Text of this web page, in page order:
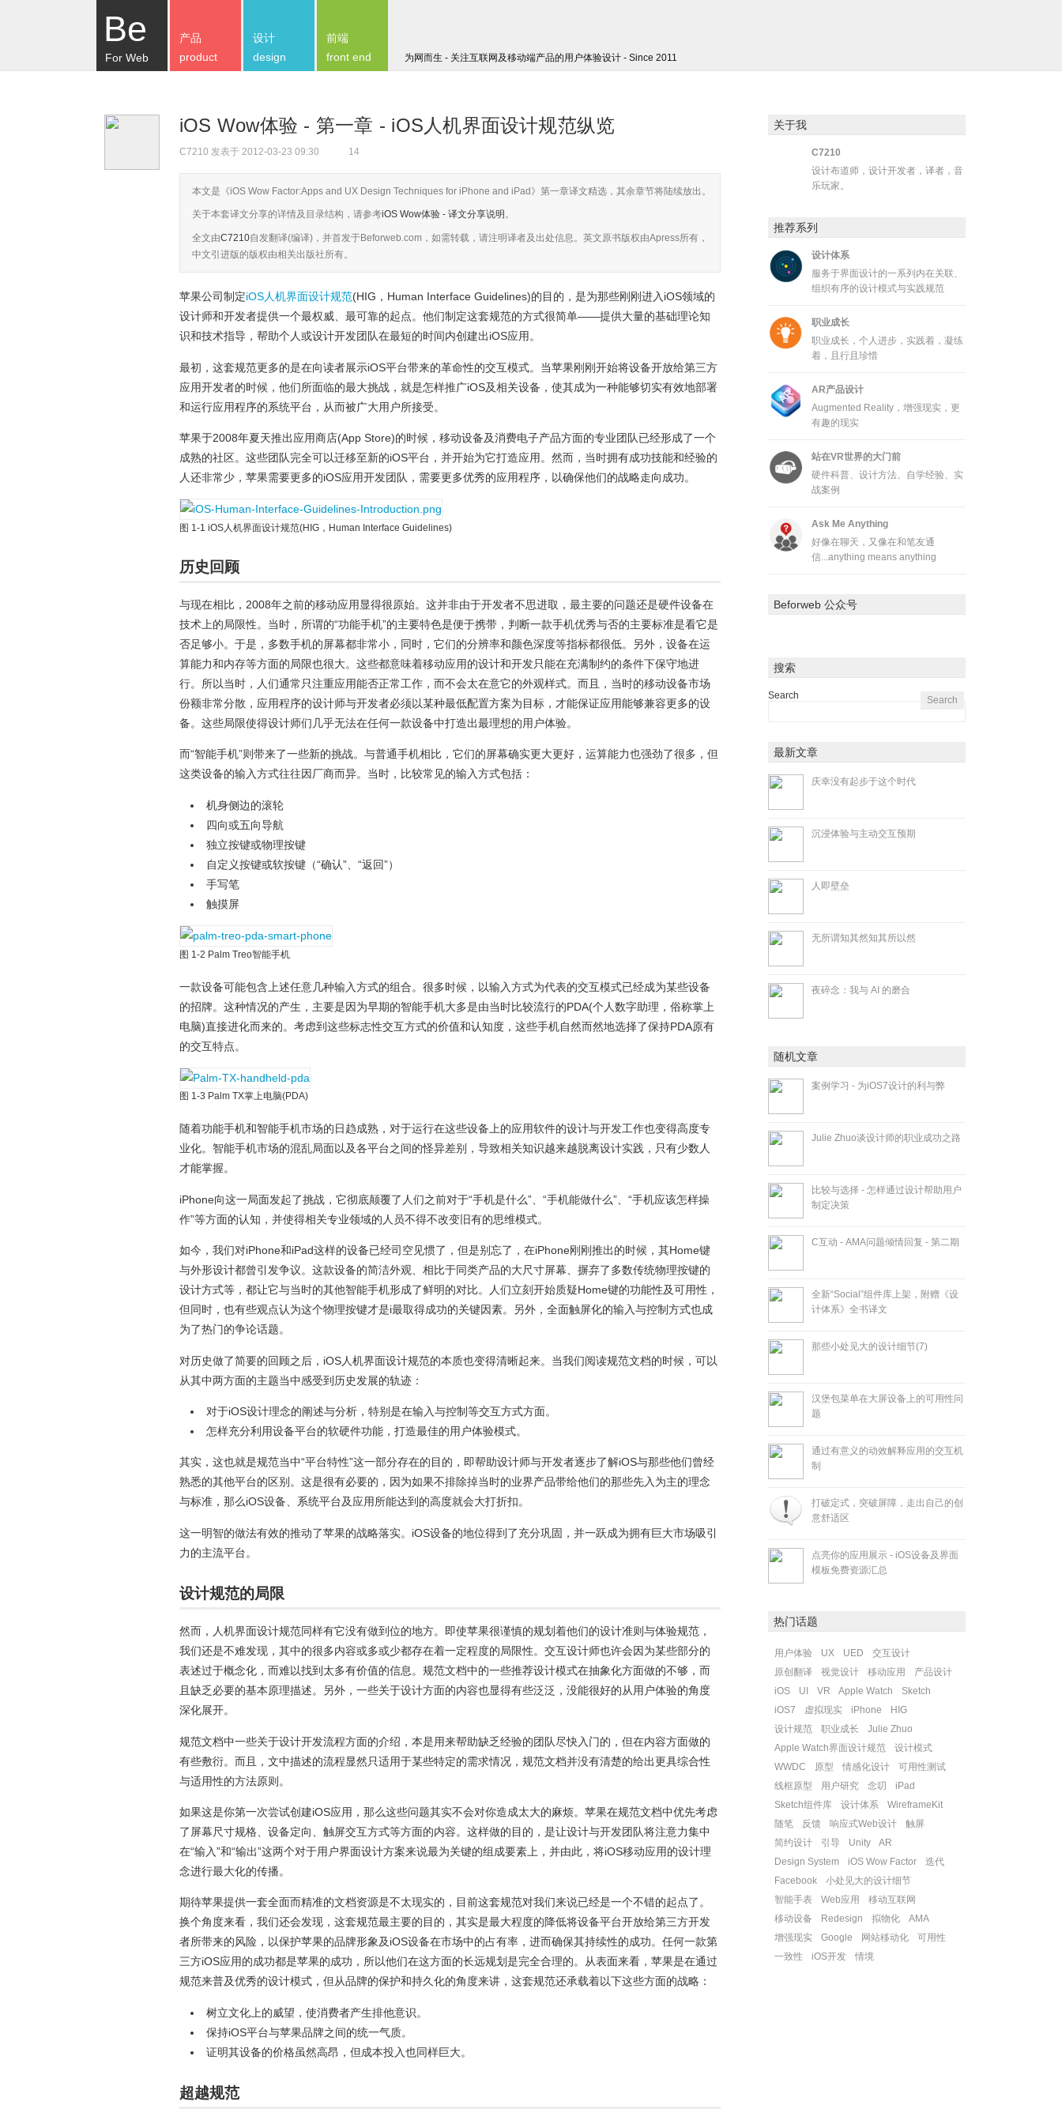
Be
For Web 为网而生 - 关注互联网及移动端产品的用户体验设计 - Since 2011
产品
product
设计
design
前端
front end
iOS Wow体验 - 第一章 - iOS人机界面设计规范纵览
C7210 发表于 2012-03-23 09:30 14
本文是《iOS Wow Factor:Apps and UX Design Techniques for iPhone and iPad》第一章译文精选，其余章节将陆续放出。
关于本套译文分享的详情及目录结构，请参考iOS Wow体验 - 译文分享说明 。
全文由C7210自发翻译(编译)，并首发于Beforweb.com ，如需转载，请注明译者及出处信息。英文原书版权由Apress所有，
中文引进版的版权由相关出版社所有。
苹果公司制定iOS人机界面设计规范(HIG，Human Interface Guidelines)的目的，是为那些刚刚进入iOS领域的
设计师和开发者提供一个最权威、最可靠的起点。他们制定这套规范的方式很简单——提供大量的基础理论知
识和技术指导，帮助个人或设计开发团队在最短的时间内创建出iOS应用。
最初，这套规范更多的是在向读者展示iOS平台带来的革命性的交互模式。当苹果刚刚开始将设备开放给第三方
应用开发者的时候，他们所面临的最大挑战，就是怎样推广iOS及相关设备，使其成为一种能够切实有效地部署
和运行应用程序的系统平台，从而被广大用户所接受。
苹果于2008年夏天推出应用商店(App Store)的时候，移动设备及消费电子产品方面的专业团队已经形成了一个
成熟的社区。这些团队完全可以迁移至新的iOS平台，并开始为它打造应用。然而，当时拥有成功技能和经验的
人还非常少，苹果需要更多的iOS应用开发团队，需要更多优秀的应用程序，以确保他们的战略走向成功。
图 1-1 iOS人机界面设计规范(HIG，Human Interface Guidelines)
历史回顾
与现在相比，2008年之前的移动应用显得很原始。这并非由于开发者不思进取，最主要的问题还是硬件设备在
技术上的局限性。当时，所谓的“功能手机”的主要特色是便于携带，判断一款手机优秀与否的主要标准是看它是
否足够小。于是，多数手机的屏幕都非常小，同时，它们的分辨率和颜色深度等指标都很低。另外，设备在运
算能力和内存等方面的局限也很大。这些都意味着移动应用的设计和开发只能在充满制约的条件下保守地进
行。所以当时，人们通常只注重应用能否正常工作，而不会太在意它的外观样式。而且，当时的移动设备市场
份额非常分散，应用程序的设计师与开发者必须以某种最低配置方案为目标，才能保证应用能够兼容更多的设
备。这些局限使得设计师们几乎无法在任何一款设备中打造出最理想的用户体验。
而“智能手机”则带来了一些新的挑战。与普通手机相比，它们的屏幕确实更大更好，运算能力也强劲了很多，但
这类设备的输入方式往往因厂商而异。当时，比较常见的输入方式包括：
机身侧边的滚轮
四向或五向导航
独立按键或物理按键
自定义按键或软按键（“确认”、“返回”）
手写笔
触摸屏
图 1-2 Palm Treo智能手机
一款设备可能包含上述任意几种输入方式的组合。很多时候，以输入方式为代表的交互模式已经成为某些设备
的招牌。这种情况的产生，主要是因为早期的智能手机大多是由当时比较流行的PDA(个人数字助理，俗称掌上
电脑)直接进化而来的。考虑到这些标志性交互方式的价值和认知度，这些手机自然而然地选择了保持PDA原有
的交互特点。
图 1-3 Palm TX掌上电脑(PDA)
随着功能手机和智能手机市场的日趋成熟，对于运行在这些设备上的应用软件的设计与开发工作也变得高度专
业化。智能手机市场的混乱局面以及各平台之间的怪异差别，导致相关知识越来越脱离设计实践，只有少数人
才能掌握。
iPhone向这一局面发起了挑战，它彻底颠覆了人们之前对于“手机是什么”、“手机能做什么”、“手机应该怎样操
作”等方面的认知，并使得相关专业领域的人员不得不改变旧有的思维模式。
如今，我们对iPhone和iPad这样的设备已经司空见惯了，但是别忘了，在iPhone刚刚推出的时候，其Home键
与外形设计都曾引发争议。这款设备的简洁外观、相比于同类产品的大尺寸屏幕、摒弃了多数传统物理按键的
设计方式等，都让它与当时的其他智能手机形成了鲜明的对比。人们立刻开始质疑Home键的功能性及可用性，
但同时，也有些观点认为这个物理按键才是i最取得成功的关键因素。另外，全面触屏化的输入与控制方式也成
为了热门的争论话题。
对历史做了简要的回顾之后，iOS人机界面设计规范的本质也变得清晰起来。当我们阅读规范文档的时候，可以
从其中两方面的主题当中感受到历史发展的轨迹：
对于iOS设计理念的阐述与分析，特别是在输入与控制等交互方式方面。
怎样充分利用设备平台的软硬件功能，打造最佳的用户体验模式。
其实，这也就是规范当中“平台特性”这一部分存在的目的，即帮助设计师与开发者逐步了解iOS与那些他们曾经
熟悉的其他平台的区别。这是很有必要的，因为如果不排除掉当时的业界产品带给他们的那些先入为主的理念
与标准，那么iOS设备、系统平台及应用所能达到的高度就会大打折扣。
这一明智的做法有效的推动了苹果的战略落实。iOS设备的地位得到了充分巩固，并一跃成为拥有巨大市场吸引
力的主流平台。
设计规范的局限
然而，人机界面设计规范同样有它没有做到位的地方。即使苹果很谨慎的规划着他们的设计准则与体验规范，
我们还是不难发现，其中的很多内容或多或少都存在着一定程度的局限性。交互设计师也许会因为某些部分的
表述过于概念化，而难以找到太多有价值的信息。规范文档中的一些推荐设计模式在抽象化方面做的不够，而
且缺乏必要的基本原理描述。另外，一些关于设计方面的内容也显得有些泛泛，没能很好的从用户体验的角度
深化展开。
规范文档中一些关于设计开发流程方面的介绍，本是用来帮助缺乏经验的团队尽快入门的，但在内容方面做的
有些敷衍。而且，文中描述的流程显然只适用于某些特定的需求情况，规范文档并没有清楚的给出更具综合性
与适用性的方法原则。
如果这是你第一次尝试创建iOS应用，那么这些问题其实不会对你造成太大的麻烦。苹果在规范文档中优先考虑
了屏幕尺寸规格、设备定向、触屏交互方式等方面的内容。这样做的目的，是让设计与开发团队将注意力集中
在“输入”和“输出”这两个对于用户界面设计方案来说最为关键的组成要素上，并由此，将iOS移动应用的设计理
念进行最大化的传播。
期待苹果提供一套全面而精准的文档资源是不太现实的，目前这套规范对我们来说已经是一个不错的起点了。
换个角度来看，我们还会发现，这套规范最主要的目的，其实是最大程度的降低将设备平台开放给第三方开发
者所带来的风险，以保护苹果的品牌形象及iOS设备在市场中的占有率，进而确保其持续性的成功。任何一款第
三方iOS应用的成功都是苹果的成功，所以他们在这方面的长远规划是完全合理的。从表面来看，苹果是在通过
规范来普及优秀的设计模式，但从品牌的保护和持久化的角度来讲，这套规范还承载着以下这些方面的战略：
树立文化上的威望，使消费者产生排他意识。
保持iOS平台与苹果品牌之间的统一气质。
证明其设备的价格虽然高昂，但成本投入也同样巨大。
超越规范
关于我
C7210
设计布道师，设计开发者，译者，音
乐玩家。
推荐系列
设计体系
服务于界面设计的一系列内在关联、
组织有序的设计模式与实践规范
职业成长
职业成长，个人进步，实践着，凝练
着，且行且珍惜
AR产品设计
Augmented Reality，增强现实，更
有趣的现实
站在VR世界的大门前
硬件科普、设计方法、自学经验、实
战案例
Ask Me Anything
好像在聊天，又像在和笔友通
信...anything means anything
Beforweb 公众号
搜索
Search
最新文章
庆幸没有起步于这个时代
沉浸体验与主动交互预期
人即壁垒
无所谓知其然知其所以然
夜碎念：我与 AI 的磨合
随机文章
案例学习 - 为iOS7设计的利与弊
Julie Zhuo谈设计师的职业成功之路
比较与选择 - 怎样通过设计帮助用户
制定决策
C互动 - AMA问题倾情回复 - 第二期
全新“Social”组件库上架，附赠《设
计体系》全书译文
那些小处见大的设计细节(7)
汉堡包菜单在大屏设备上的可用性问
题
通过有意义的动效解释应用的交互机
制
打破定式，突破屏障，走出自己的创
意舒适区
点亮你的应用展示 - iOS设备及界面
模板免费资源汇总
热门话题
用户体验 UX UED
交互设计
原创翻译
视觉设计 移动应用
产品设计
iOS
UI VR Apple Watch
Sketch
iOS7
虚拟现实 iPhone
HIG
设计规范
职业成长
Julie Zhuo
Apple Watch界面设计规范
设计模式
WWDC
原型 情感化设计
可用性测试
线框原型
用户研究 念叨
iPad
Sketch组件库
设计体系
WireframeKit
随笔
反馈 响应式Web设计
触屏
简约设计
引导 Unity
AR
Design System
iOS Wow Factor
迭代
Facebook
小处见大的设计细节
智能手表
Web应用
移动互联网
移动设备
Redesign 拟物化
AMA
增强现实
Google 网站移动化
可用性
一致性
iOS开发 情境